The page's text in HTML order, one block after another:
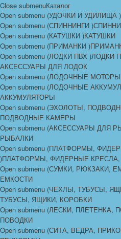
Close submenuКаталог
Open submenu (УДОЧКИ И УДИЛИЩА )
Open submenu (СПИННИНГИ )
Open submenu (КАТУШКИ )КАТУШКИ
Open submenu (ПРИМАНКИ )
Open submenu (ЛОДКИ ПВХ )ЛОДКИ
АКСЕССУАРЫ ДЛЯ ЛОДОК
Open submenu (ЛОДОЧНЫЕ
Open submenu (ЛОДОЧНЫЕ
АККУМУЛЯТОРЫ
Open submenu (ЭХОЛОТЫ,
ПОДВОДНЫЕ КАМЕРЫ
Open submenu (АКСЕССУАРЫ ДЛЯ
РЫБАЛКИ
Open submenu (ПЛАТФОРМЫ,
)ПЛАТФОРМЫ, ФИДЕРНЫЕ
Open submenu (СУМКИ, РЮКЗАКИ,
ЕМКОСТИ
Open submenu (ЧЕХЛЫ, ТУБУСЫ,
ТУБУСЫ, ЯЩИКИ, КОРОБКИ
Open submenu (ЛЕСКИ, ПЛЕТЕНКА,
ПОВОДКИ
Open submenu (СИТА, ВЕДРА,